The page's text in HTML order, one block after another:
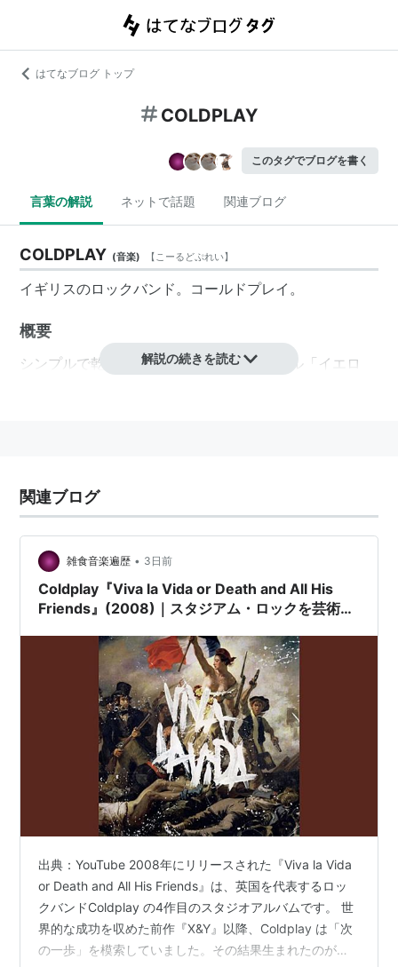
はてなブログ トップ
COLDPLAY
このタグでブログを書く
言葉の解説 ネットで話題 関連ブログ
COLDPLAY (音楽) 【こーるどぷれい】
イギリスのロックバンド。コールドプレイ。
概要
シンプルで乾いたサウンドが魅力。シングル「イエロ
メンバー
ジョニー・バックランド (Jonny Buckland) ：Lead
Guitar
ウィル・チャンピオン (Will Champion) ：Drums
Piano, Voice
ディスコグラフィー
PARACHUTES (2001)ASIN:B00004Y548
静寂の世界 / A RUSH OF THE BLOOD TO THE
HEAD (2002)ASIN:B000066AC6
クロックスEP−ジャパン・ツアー・ミニ・アルバム−
ASIN:B00009PN95
ライヴ 2003 (DVD) (2003)
ASIN:B00061QWX2
X&Y（2005）ASIN:B0007INZXO
Viva La Vida Or Death & All His Friends (2008)
ASIN:B000RPTQ1C
解説の続きを読む
関連ブログ
雑食音楽遍歴 • 3日前
Coldplay『Viva la Vida or Death and All His
Friends』(2008)｜スタジアム・ロックを芸術へ
出典：YouTube 2008年にリリースされた『Viva la Vida
or Death and All His Friends』は、英国を代表するロッ
クバンドColdplay の4作目のスタジオアルバムです。 世
界的な成功を収めた前作『X&Y』以降、Coldplay は「次
の一歩」を模索していました。その結果生まれたのが本